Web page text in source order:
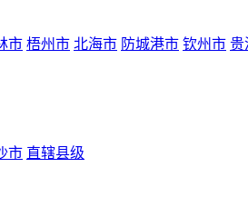
市 梧州市 北海市 防城港市 钦州市 贵
市 直辖县级